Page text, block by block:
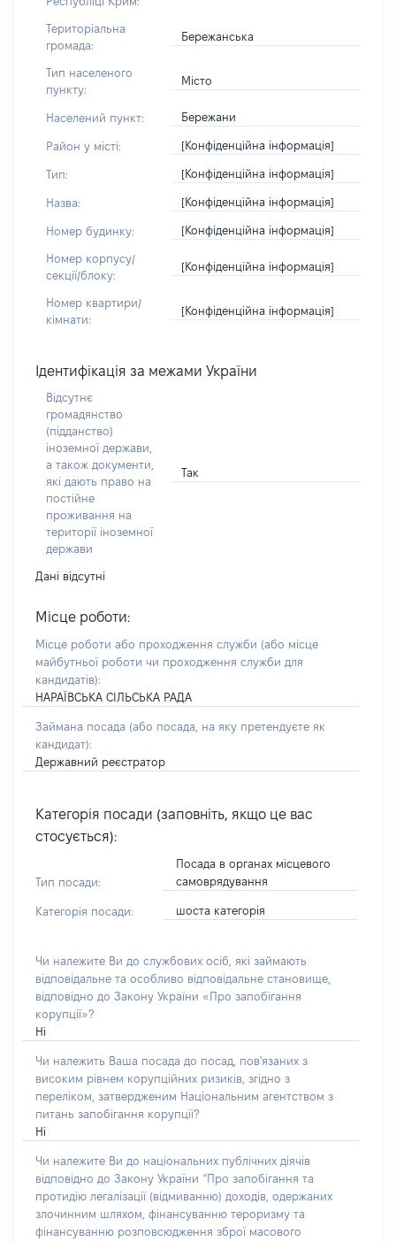
Територіальна
громада:
Бережанська
Тип населеного
пункту:
Місто
Населений пункт: Бережани
Район у місті: [Конфіденційна інформація]
Тип: [Конфіденційна інформація]
Назва: [Конфіденційна інформація]
Номер будинку: [Конфіденційна інформація]
Номер корпусу/
секції/блоку:
[Конфіденційна інформація]
Номер квартири/
кімнати:
[Конфіденційна інформація]
Ідентифікація за межами України
Відсутнє
громадянство
(підданство)
іноземної держави,
а також документи,
які дають право на
постійне
проживання на
території іноземної
держави
Так
Дані відсутні
Місце роботи:
Місце роботи або проходження служби (або місце
майбутньої роботи чи проходження служби для
кандидатів):
НАРАЇВСЬКА СІЛЬСЬКА РАДА
Займана посада (або посада, на яку претендуєте як
кандидат):
Державний реєстратор
Категорія посади (заповніть, якщо це вас
стосується):
Тип посади:
Посада в органах місцевого
самоврядування
Категорія посади: шоста категорія
Чи належите Ви до службових осіб, які займають
відповідальне та особливо відповідальне становище,
відповідно до Закону України «Про запобігання
корупції»?
Ні
Чи належить Ваша посада до посад, пов'язаних з
високим рівнем корупційних ризиків, згідно з
переліком, затвердженим Національним агентством з
питань запобігання корупції?
Ні
Чи належите Ви до національних публічних діячів
відповідно до Закону України “Про запобігання та
протидію легалізації (відмиванню) доходів, одержаних
злочинним шляхом, фінансуванню тероризму та
фінансуванню розповсюдження зброї масового